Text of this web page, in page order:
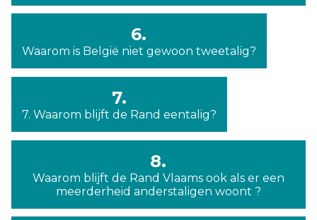
6.
Waarom is België niet gewoon tweetalig?
7.
7. Waarom blijft de Rand eentalig?
8.
Waarom blijft de Rand Vlaams ook als er een
meerderheid anderstaligen woont ?